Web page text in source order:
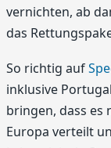
vernichten, ab
das
So richtig auf
inklusive
bringen, dass
Europa verteilt